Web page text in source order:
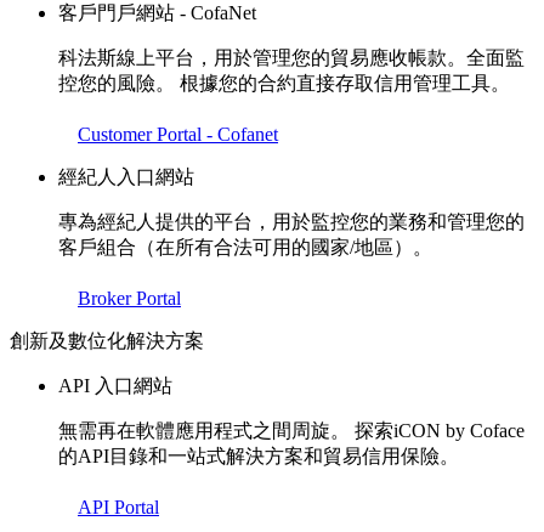
客戶門戶網站 - CofaNet
科法斯線上平台，用於管理您的貿易應收帳款。全面監
控您的風險。 根據您的合約直接存取信用管理工具。
Customer Portal - Cofanet
經紀人入口網站
專為經紀人提供的平台，用於監控您的業務和管理您的
客戶組合（在所有合法可用的國家/地區）。
Broker Portal
創新及數位化解決方案
API 入口網站
無需再在軟體應用程式之間周旋。 探索iCON by Coface
的API目錄和一站式解決方案和貿易信用保險。
API Portal